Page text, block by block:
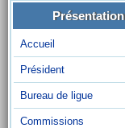
Présentation
Accueil
Président
Bureau de ligue
Commissions